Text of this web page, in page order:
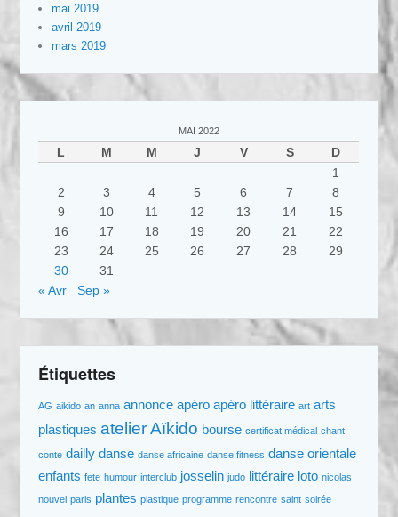
mai 2019
avril 2019
mars 2019
MAI 2022
L M M J V S
D
1
2
3 4 5 6 7
8
9
10 11 12 13 14
15
16
17 18 19 20 21
22
23
24 25 26 27 28
29
30
31
« Avr
Sep »
Étiquettes
AG aikido an anna annonce apéro apéro littéraire art arts
plastiques atelier Aïkido bourse certificat médical chant
conte dailly danse danse africaine danse fitness danse orientale
enfants fete humour interclub josselin judo littéraire loto nicolas
nouvel paris plantes plastique programme rencontre saint soirée